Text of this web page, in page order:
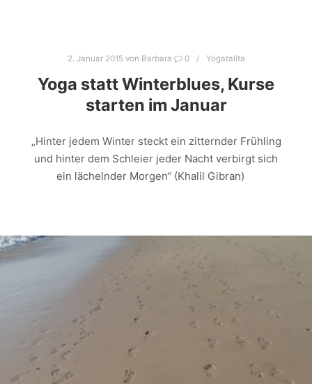
2. Januar 2015 von Barbara 0 Yogatalita
Yoga statt Winterblues, Kurse
starten im Januar
„Hinter jedem Winter steckt ein zitternder Frühling
und hinter dem Schleier jeder Nacht verbirgt sich
ein lächelnder Morgen“ (Khalil Gibran)